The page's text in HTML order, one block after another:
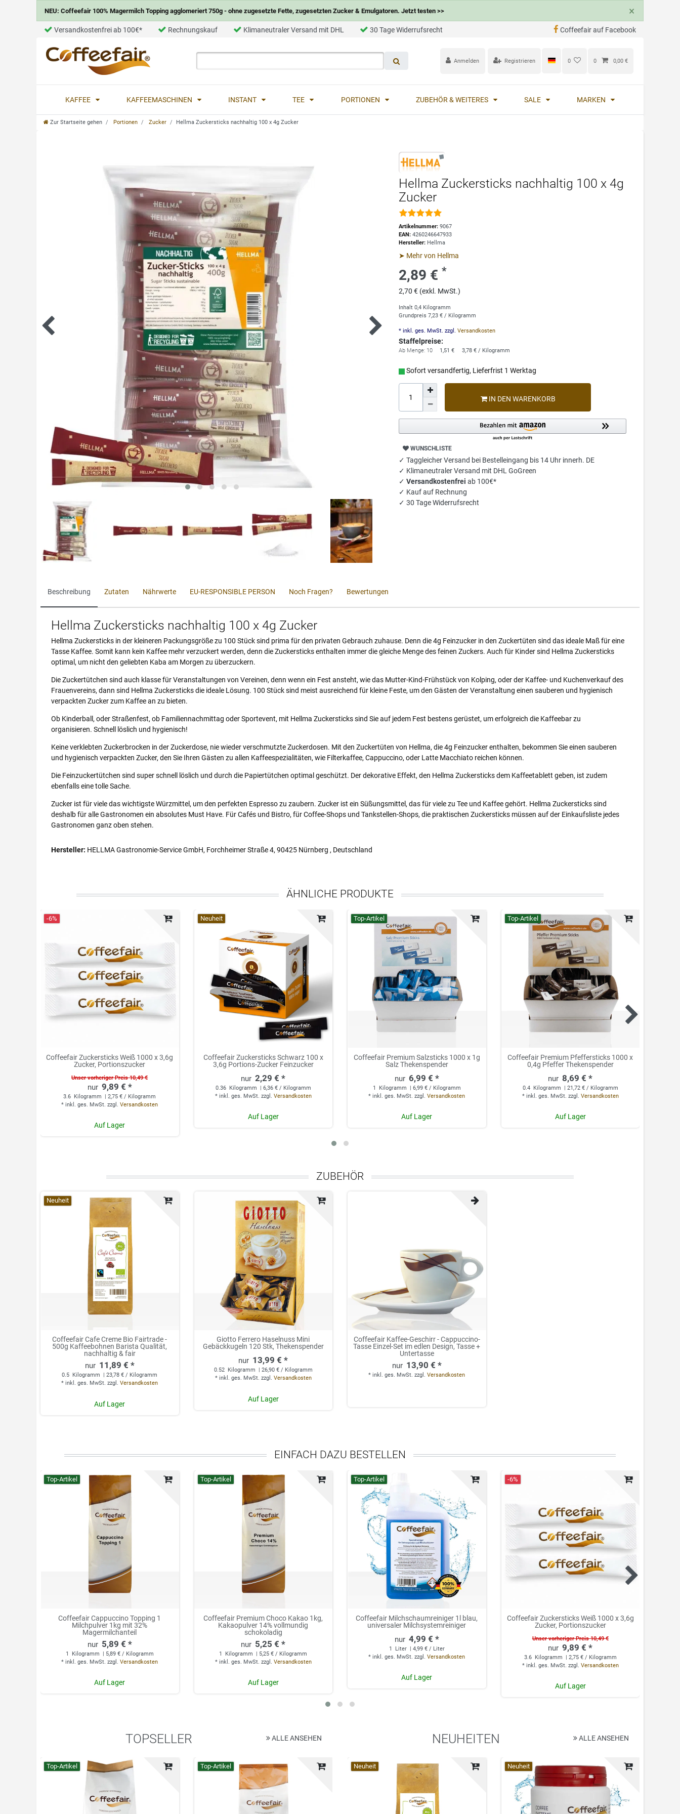
NEU: Coffeefair 100% Magermilch Topping agglomeriert 750g - ohne zugesetzte Fette, zugesetzten Zucker & Emulgatoren. Jetzt testen >> ×
Versandkostenfrei ab 100€* Rechnungskauf Klimaneutraler Versand mit DHL 30 Tage Widerrufsrecht Coffeefair auf Facebook
Anmelden Registrieren 0 0 0,00 €
KAFFEE KAFFEEMASCHINEN INSTANT TEE PORTIONEN ZUBEHÖR & WEITERES SALE MARKEN
Zur Startseite gehen Portionen Zucker Hellma Zuckersticks nachhaltig 100 x 4g Zucker
Hellma Zuckersticks nachhaltig 100 x 4g
Zucker
Artikelnummer:9067
EAN:4260246647933
Hersteller: Hellma
➤ Mehr von Hellma
2,89 €*
2,70 € (exkl. MwSt.)
Inhalt0,4 Kilogramm
Grundpreis7,23 € / Kilogramm
* inkl. ges. MwSt. zzgl. Versandkosten
Staffelpreise:
Ab Menge: 10 1,51 € 3,78 € / Kilogramm
Sofort versandfertig, Lieferfrist 1 Werktag
IN DEN WARENKORB
WUNSCHLISTE
✓ Taggleicher Versand bei Bestelleingang bis 14 Uhr innerh. DE
✓ Klimaneutraler Versand mit DHL GoGreen
✓Versandkostenfreiab 100€*
✓ Kauf auf Rechnung
✓ 30 Tage Widerrufsrecht
Beschreibung Zutaten Nährwerte EU-RESPONSIBLE PERSON Noch Fragen? Bewertungen
Hellma Zuckersticks nachhaltig 100 x 4g Zucker
Hellma Zuckersticks in der kleineren Packungsgröße zu 100 Stück sind prima für den privaten Gebrauch zuhause. Denn die 4g Feinzucker in den Zuckertüten sind das ideale Maß für eine
Tasse Kaffee. Somit kann kein Kaffee mehr verzuckert werden, denn die Zuckersticks enthalten immer die gleiche Menge des feinen Zuckers. Auch für Kinder sind Hellma Zuckersticks
optimal, um nicht den geliebten Kaba am Morgen zu überzuckern.
Die Zuckertütchen sind auch klasse für Veranstaltungen von Vereinen, denn wenn ein Fest ansteht, wie das Mutter-Kind-Frühstück von Kolping, oder der Kaffee- und Kuchenverkauf des
Frauenvereins, dann sind Hellma Zuckersticks die ideale Lösung. 100 Stück sind meist ausreichend für kleine Feste, um den Gästen der Veranstaltung einen sauberen und hygienisch
verpackten Zucker zum Kaffee an zu bieten.
Ob Kinderball, oder Straßenfest, ob Familiennachmittag oder Sportevent, mit Hellma Zuckersticks sind Sie auf jedem Fest bestens gerüstet, um erfolgreich die Kaffeebar zu
organisieren. Schnell löslich und hygienisch!
Keine verklebten Zuckerbrocken in der Zuckerdose, nie wieder verschmutzte Zuckerdosen. Mit den Zuckertüten von Hellma, die 4g Feinzucker enthalten, bekommen Sie einen sauberen
und hygienisch verpackten Zucker, den Sie Ihren Gästen zu allen Kaffeespezialitäten, wie Filterkaffee, Cappuccino, oder Latte Macchiato reichen können.
Die Feinzuckertütchen sind super schnell löslich und durch die Papiertütchen optimal geschützt. Der dekorative Effekt, den Hellma Zuckersticks dem Kaffeetablett geben, ist zudem
ebenfalls eine tolle Sache.
Zucker ist für viele das wichtigste Würzmittel, um den perfekten Espresso zu zaubern. Zucker ist ein Süßungsmittel, das für viele zu Tee und Kaffee gehört. Hellma Zuckersticks sind
deshalb für alle Gastronomen ein absolutes Must Have. Für Cafés und Bistro, für Coffee-Shops und Tankstellen-Shops, die praktischen Zuckersticks müssen auf der Einkaufsliste jedes
Gastronomen ganz oben stehen.
Hersteller: HELLMA Gastronomie-Service GmbH, Forchheimer Straße 4, 90425 Nürnberg , Deutschland
ÄHNLICHE PRODUKTE
-6%
Coffeefair Zuckersticks Weiß 1000 x 3,6g
Zucker, Portionszucker
Unser vorheriger Preis 10,49 €
9,89 € *
3.6 Kilogramm
| 2,75 € / Kilogramm
*inkl. ges. MwSt. zzgl.Versandkosten
Auf Lager
Neuheit
Coffeefair Zuckersticks Schwarz 100 x
3,6g Portions-Zucker Feinzucker
2,29 € *
0.36 Kilogramm
| 6,36 € / Kilogramm
* inkl. ges. MwSt. zzgl. Versandkosten
Auf Lager
Top-Artikel
Coffeefair Premium Salzsticks 1000 x 1g
Salz Thekenspender
6,99 € *
1 Kilogramm
| 6,99 € / Kilogramm
*inkl. ges. MwSt. zzgl.Versandkosten
Auf Lager
Top-Artikel
Coffeefair Premium Pfeffersticks 1000 x
0,4g Pfeffer Thekenspender
8,69 € *
0.4 Kilogramm
| 21,72 € / Kilogramm
* inkl. ges. MwSt. zzgl. Versandkosten
Auf Lager
ZUBEHÖR
Neuheit
Coffeefair Cafe Creme Bio Fairtrade -
500g Kaffeebohnen Barista Qualität,
nachhaltig & fair
11,89 € *
0.5 Kilogramm
| 23,78 € / Kilogramm
*inkl. ges. MwSt. zzgl.Versandkosten
Auf Lager
Giotto Ferrero Haselnuss Mini
Gebäckkugeln 120 Stk, Thekenspender
13,99 € *
0.52 Kilogramm
| 26,90 € / Kilogramm
* inkl. ges. MwSt. zzgl. Versandkosten
Auf Lager
Coffeefair Kaffee-Geschirr - Cappuccino-
Tasse Einzel-Set im edlen Design, Tasse +
Untertasse
13,90 € *
*inkl. ges. MwSt. zzgl.Versandkosten
EINFACH DAZU BESTELLEN
Top-Artikel
Coffeefair Cappuccino Topping 1
Milchpulver 1kg mit 32%
Magermilchanteil
5,89 € *
1 Kilogramm
| 5,89 € / Kilogramm
*inkl. ges. MwSt. zzgl.Versandkosten
Auf Lager
Top-Artikel
Coffeefair Premium Choco Kakao 1kg,
Kakaopulver 14% vollmundig
schokoladig
5,25 € *
1 Kilogramm
| 5,25 € / Kilogramm
* inkl. ges. MwSt. zzgl. Versandkosten
Auf Lager
Top-Artikel
Coffeefair Milchschaumreiniger 1l blau,
universaler Milchsystemreiniger
4,99 € *
1 Liter | 4,99 € / Liter
*inkl. ges. MwSt. zzgl.Versandkosten
Auf Lager
-6%
Coffeefair Zuckersticks Weiß 1000 x 3,6g
Zucker, Portionszucker
Unser vorheriger Preis 10,49 €
9,89 € *
3.6 Kilogramm
| 2,75 € / Kilogramm
* inkl. ges. MwSt. zzgl. Versandkosten
Auf Lager
TOPSELLER ALLE ANSEHEN
Top-Artikel Top-Artikel Top-Artikel Top-Artikel
NEUHEITEN ALLE ANSEHEN
Neuheit Neuheit